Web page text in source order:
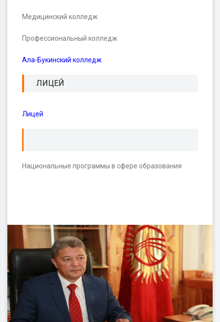
Медицинский колледж
Профессиональный колледж
Ала-Букинский колледж
ЛИЦЕЙ
Лицей
Национальные программы в сфере образования